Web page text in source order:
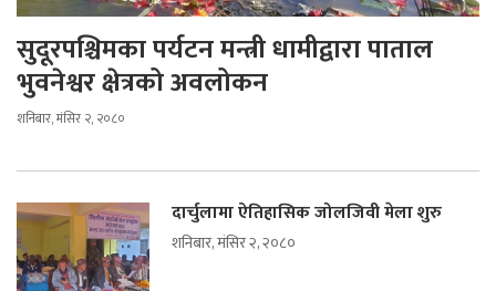
सुदूरपश्चिमका पर्यटन मन्त्री धामीद्वारा पाताल
भुवनेश्वर क्षेत्रको अवलोकन
शनिबार, मंसिर २, २०८०
दार्चुलामा ऐतिहासिक जोलजिवी मेला शुरु
शनिबार, मंसिर २, २०८०